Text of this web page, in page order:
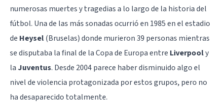
numerosas muertes y tragedias a lo largo de la historia del
fútbol. Una de las más sonadas ocurrió en 1985 en el estadio
de Heysel(Bruselas) donde murieron 39 personas mientras
se disputaba la final de la Copa de Europa entre Liverpooly
la Juventus. Desde 2004 parece haber disminuido algo el
nivel de violencia protagonizada por estos grupos, pero no
ha desaparecido totalmente.